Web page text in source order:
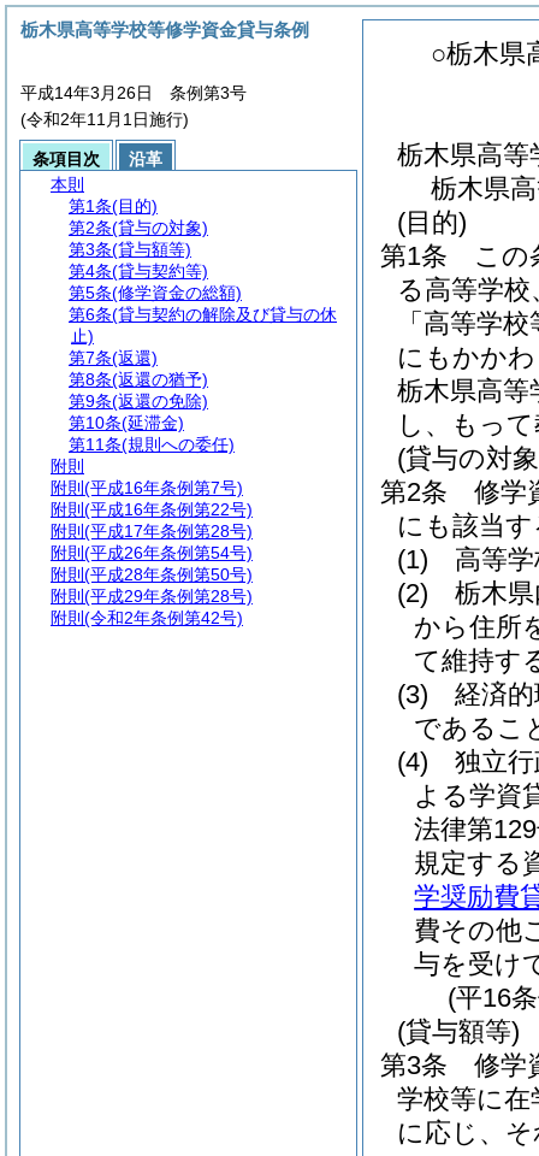
○栃木県
栃木県高等
栃木県
(目的)
第1条
この
る高等学
「高等学
にもかか
栃木県高等
し、もっ
(貸与の対
第2条
修学
にも該当
(1)
高等
(2)
栃木
から住所
て維持す
(3)
経済
であるこ
(4)
独立
よる学資
法律第
規定する
学奨励費
費その他
与を受け
(平16
(貸与額等)
第3条
修学
学校等に
に応じ、
栃木県高等学校等修学資金貸与条例
平成14年3月26日 条例第3号
(令和2年11月1日施行)
条項目次
沿革
本則
第1条(目的)
第2条(貸与の対象)
第3条(貸与額等)
第4条(貸与契約等)
第5条(修学資金の総額)
第6条(貸与契約の解除及び貸与の休
止)
第7条(返還)
第8条(返還の猶予)
第9条(返還の免除)
第10条(延滞金)
第11条(規則への委任)
附則
附則 (平成16年条例第7号)
附則 (平成16年条例第22号)
附則 (平成17年条例第28号)
附則 (平成26年条例第54号)
附則 (平成28年条例第50号)
附則 (平成29年条例第28号)
附則 (令和2年条例第42号)